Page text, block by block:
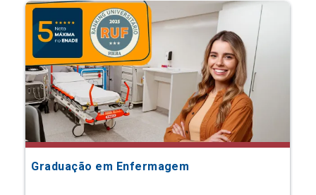
Graduação em Enfermagem